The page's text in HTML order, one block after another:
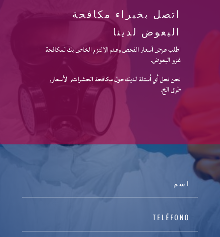
اتصل بخبراء مكافحة
البعوض لدينا
اطلب عرض أسعار الفحص وعدم الالتزام الخاص بك لمكافحة
غزو البعوض.
نحن نحل أي أسئلة لديك حول مكافحة الحشرات, الأسعار,
طرق الخ.